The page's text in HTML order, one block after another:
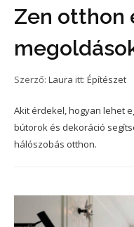
Zen otthon
Szerző: Laura itt: Építészet
Akit érdekel, hogyan lehet
bútorok és dekoráció
hálószobás otthon.